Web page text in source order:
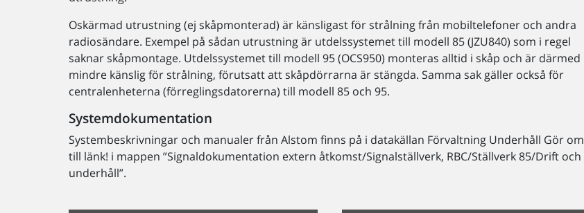
Oskärmad utrustning (ej skåpmonterad) är känsligast för strålning från mobiltelefoner och andra
radiosändare. Exempel på sådan utrustning är utdelssystemet till modell 85 (JZU840) som i regel
saknar skåpmontage. Utdelssystemet till modell 95 (OCS950) monteras alltid i skåp och är därmed
mindre känslig för strålning, förutsatt att skåpdörrarna är stängda. Samma sak gäller också för
centralenheterna (förreglingsdatorerna) till modell 85 och 95.
Systemdokumentation
Systembeskrivningar och manualer från Alstom finns på i datakällan Förvaltning Underhåll Gör om
till länk! i mappen ”Signaldokumentation extern åtkomst/Signalställverk, RBC/Ställverk 85/Drift och
underhåll”.